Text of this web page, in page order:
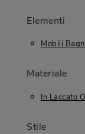
Elementi
Mobili
Materiale
In Laccato
Stile